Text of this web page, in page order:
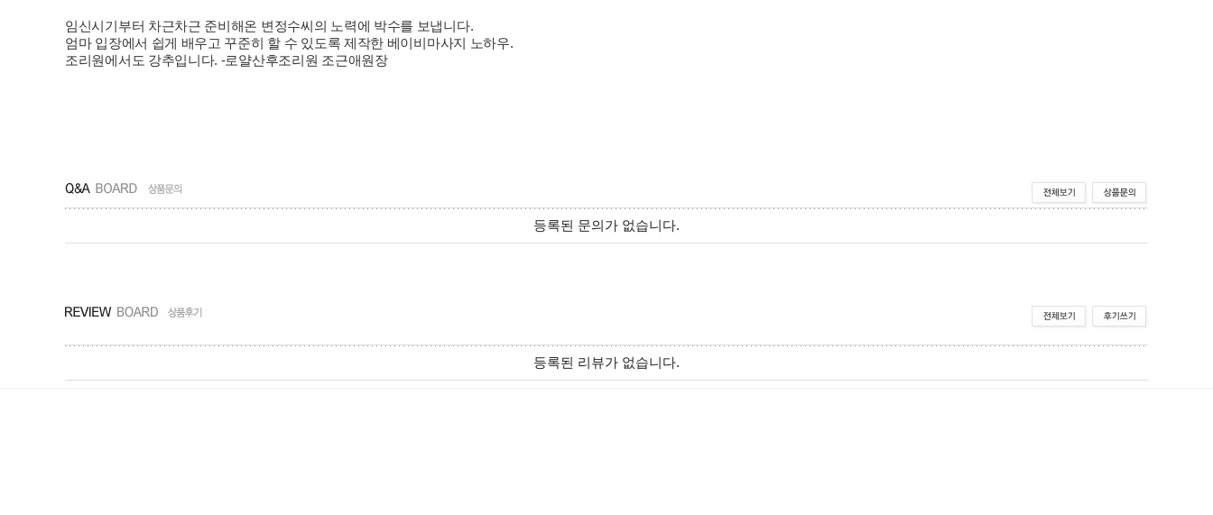
임신시기부터 차근차근 준비해온 변정수씨의 노력에 박수를 보냅니다.
엄마 입장에서 쉽게 배우고 꾸준히 할 수 있도록 제작한 베이비마사지 노하우.
조리원에서도 강추입니다. -로얄산후조리원 조근애원장
등록된 문의가 없습니다.
등록된 리뷰가 없습니다.